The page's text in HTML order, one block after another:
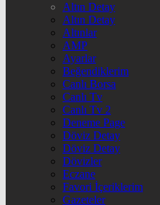
Altın Detay
Altın Detay
Altınlar
AMP
Ayarlar
Beğendiklerim
Canlı Borsa
Canlı Tv
Canlı Tv 2
Deneme Page
Döviz Detay
Döviz Detay
Dövizler
Eczane
Favori İçeriklerim
Gazeteler